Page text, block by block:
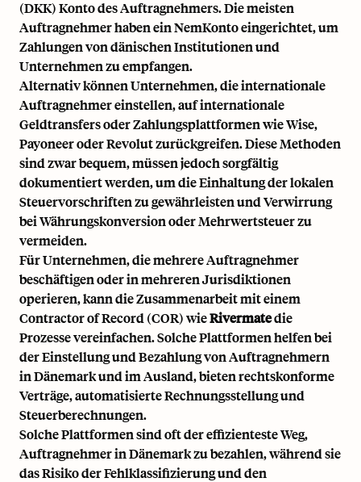
(DKK) Konto des Auftragnehmers. Die meisten
Auftragnehmer haben einNemKontoeingerichtet, um
Zahlungen von dänischen Institutionen und
Unternehmen zu empfangen.
Alternativ können Unternehmen, die internationale
Auftragnehmer einstellen, auf internationale
Geldtransfers oder Zahlungsplattformen wie Wise,
Payoneer oder Revolut zurückgreifen. Diese Methoden
sind zwar bequem, müssen jedoch sorgfältig
dokumentiert werden, um die Einhaltung der lokalen
Steuervorschriften zu gewährleisten und Verwirrung
bei Währungskonversion oder Mehrwertsteuer zu
vermeiden.
Für Unternehmen, die mehrere Auftragnehmer
beschäftigen oder in mehreren Jurisdiktionen
operieren, kann die Zusammenarbeit mit einem
Contractor of Record (COR) wieRivermatedie
Prozesse vereinfachen. Solche Plattformen helfen bei
der Einstellung und Bezahlung von Auftragnehmern
in Dänemark und im Ausland, bieten rechtskonforme
Verträge, automatisierte Rechnungsstellung und
Steuerberechnungen.
Solche Plattformen sind oft der effizienteste Weg,
Auftragnehmer in Dänemark zu bezahlen, während sie
das Risiko der Fehlklassifizierung und den